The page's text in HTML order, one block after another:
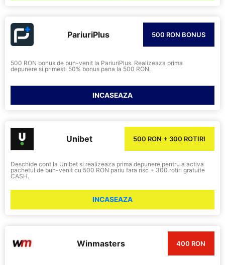
PariuriPlus 500 RON BONUS
500 RON bonus de bun-venit la PariuriPlus. Realizeaza prima
depunere si primesti 50% bonus pana la 500 RON.
INCASEAZA
Unibet 500 RON + 300 ROTIRI
Deschide cont la Unibet si realizeaza prima depunere pentru a activa
pachetul de bun-venit cu 500 RON pariu fara risc + 300 rotiri gratuite
CASH.
INCASEAZA
Winmasters 400 RON